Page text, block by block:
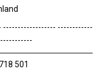
------------------ ------------
718 501